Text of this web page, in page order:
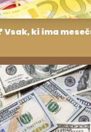
Vsak, ki ima